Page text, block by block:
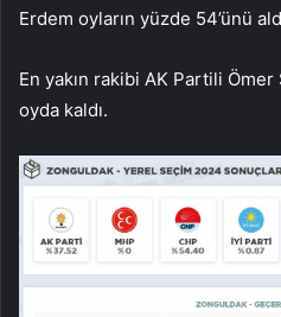
Erdem oyların yüzde 54’ünü
En yakın rakibi AK Partili
oyda kaldı.